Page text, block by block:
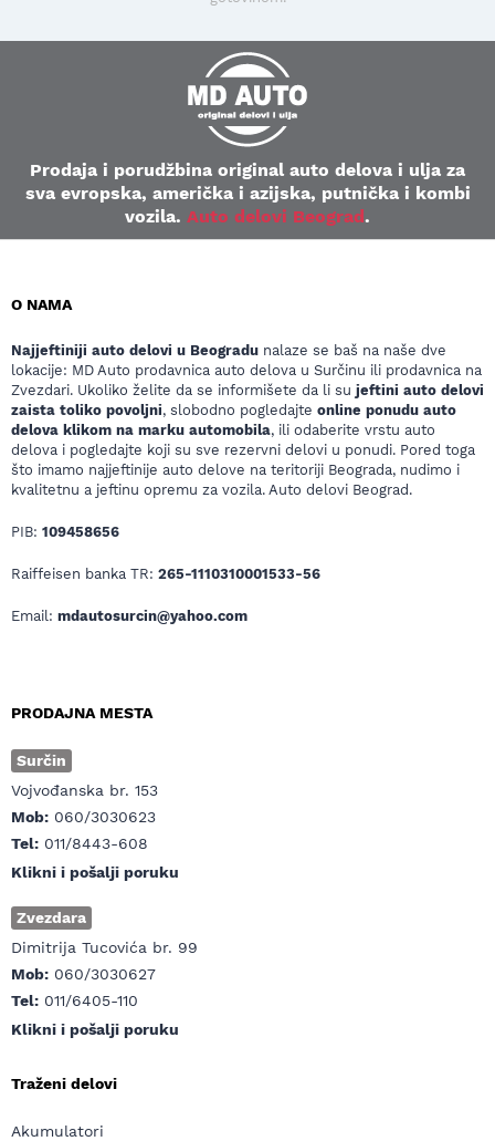
Prodaja i porudžbina original auto delova i ulja za
sva evropska, američka i azijska, putnička i kombi
vozila. Auto delovi Beograd.
O NAMA
Najjeftiniji auto delovi u Beogradu nalaze se baš na naše dve
lokacije: MD Auto prodavnica auto delova u Surčinu ili prodavnica na
Zvezdari. Ukoliko želite da se informišete da li su jeftini auto delovi
zaista toliko povoljni, slobodno pogledajte online ponudu auto
delova klikom na marku automobila, ili odaberite vrstu auto
delova i pogledajte koji su sve rezervni delovi u ponudi. Pored toga
što imamo najjeftinije auto delove na teritoriji Beograda, nudimo i
kvalitetnu a jeftinu opremu za vozila. Auto delovi Beograd.
PIB: 109458656
Raiffeisen banka TR: 265-1110310001533-56
Email: mdautosurcin@yahoo.com
PRODAJNA MESTA
Surčin
Vojvođanska br. 153
Mob: 060/3030623
Tel: 011/8443-608
Klikni i pošalji poruku
Zvezdara
Dimitrija Tucovića br. 99
Mob: 060/3030627
Tel: 011/6405-110
Klikni i pošalji poruku
Traženi delovi
Akumulatori